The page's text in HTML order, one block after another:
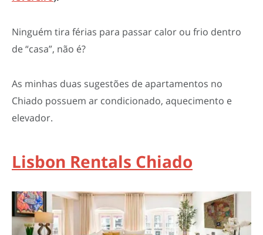
Ninguém tira férias para passar calor ou frio dentro
de “casa”, não é?
As minhas duas sugestões de apartamentos no
Chiado possuem ar condicionado, aquecimento e
elevador.
Lisbon Rentals Chiado